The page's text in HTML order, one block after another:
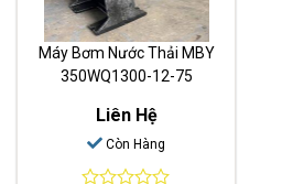
Máy Bơm Nước Thải MBY
350WQ1300-12-75
Liên Hệ
Còn Hàng